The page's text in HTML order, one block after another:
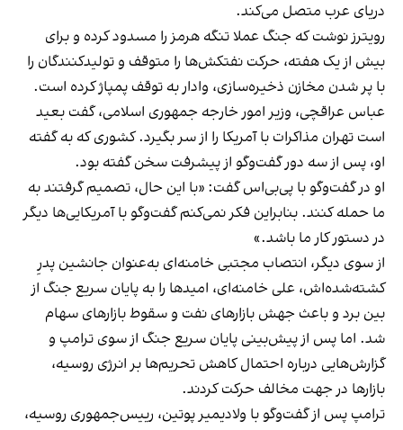
دریای عرب متصل می‌کند.
رویترز نوشت که جنگ عملا تنگه هرمز را مسدود کرده و برای
بیش از یک هفته، حرکت نفتکش‌ها را متوقف و تولیدکنندگان را
با پر شدن مخازن ذخیره‌سازی، وادار به توقف پمپاژ کرده است.
عباس عراقچی، وزیر امور خارجه جمهوری اسلامی، گفت بعید
است تهران مذاکرات با آمریکا را از سر بگیرد. کشوری که به گفته
او، پس از سه دور گفت‌وگو از پیشرفت سخن گفته بود.
او در گفت‌وگو با پی‌بی‌اس گفت: «با این حال، تصمیم گرفتند به
ما حمله کنند. بنابراین فکر نمی‌کنم گفت‌وگو با آمریکایی‌ها دیگر
در دستور کار ما باشد.»
از سوی دیگر، انتصاب مجتبی خامنه‌ای به‌عنوان جانشین پدرِ
کشته‌شده‌اش، علی خامنه‌ای، امیدها را به پایان سریع جنگ از
بین برد و باعث جهش بازارهای نفت و سقوط بازارهای سهام
شد. اما پس از پیش‌بینی پایان سریع جنگ از سوی ترامپ و
گزارش‌هایی درباره احتمال کاهش تحریم‌ها بر انرژی روسیه،
بازارها در جهت مخالف حرکت کردند.
ترامپ پس از گفت‌وگو با ولادیمیر پوتین، رییس‌جمهوری روسیه،